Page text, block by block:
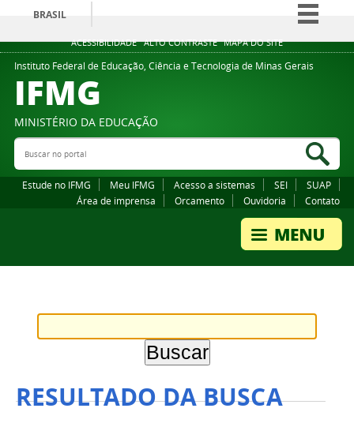
ACESSIBILIDADE ALTO CONTRASTE MAPA DO SITE
BRASIL
Simplifique!
Comunica BR
Legislação
Instituto Federal de Educação, Ciência e Tecnologia de Minas Gerais
IFMG
MINISTÉRIO DA EDUCAÇÃO
Buscar no portal
Estude no IFMG Meu IFMG Acesso a sistemas SEI
SUAP
Área de imprensa
Orcamento Ouvidoria Contato
RESULTADO DA BUSCA